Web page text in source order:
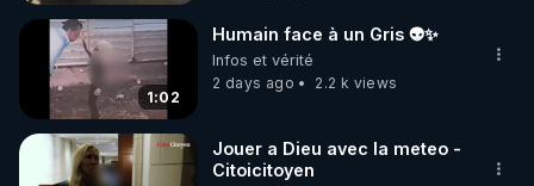
1:02
Humain face à un Gris 👽✨
Infos et vérité
2 days ago
2.2 k views
Jouer a Dieu avec la meteo -
Citoicitoyen